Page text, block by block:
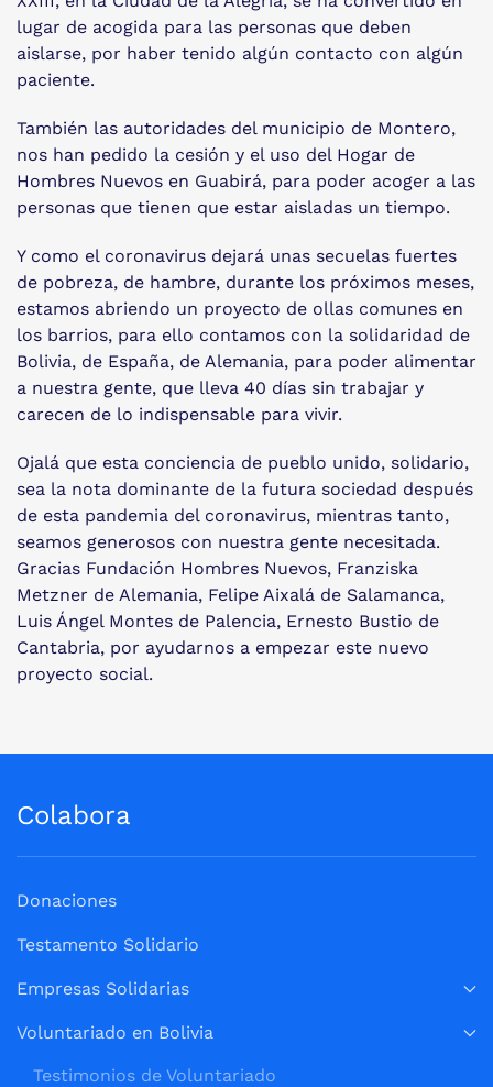
lugar de acogida para las personas que deben
aislarse, por haber tenido algún contacto con algún
paciente.
También las autoridades del municipio de Montero,
nos han pedido la cesión y el uso del Hogar de
Hombres Nuevos en Guabirá, para poder acoger a las
personas que tienen que estar aisladas un tiempo.
Y como el coronavirus dejará unas secuelas fuertes
de pobreza, de hambre, durante los próximos meses,
estamos abriendo un proyecto de ollas comunes en
los barrios, para ello contamos con la solidaridad de
Bolivia, de España, de Alemania, para poder alimentar
a nuestra gente, que lleva 40 días sin trabajar y
carecen de lo indispensable para vivir.
Ojalá que esta conciencia de pueblo unido, solidario,
sea la nota dominante de la futura sociedad después
de esta pandemia del coronavirus, mientras tanto,
seamos generosos con nuestra gente necesitada.
Gracias Fundación Hombres Nuevos, Franziska
Metzner de Alemania, Felipe Aixalá de Salamanca,
Luis Ángel Montes de Palencia, Ernesto Bustio de
Cantabria, por ayudarnos a empezar este nuevo
proyecto social.
Colabora
Donaciones
Testamento Solidario
Empresas Solidarias
Voluntariado en Bolivia
Testimonios de Voluntariado